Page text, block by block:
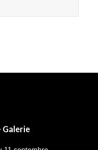
Galerie